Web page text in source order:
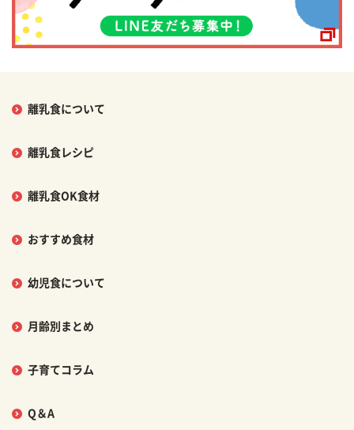
離乳食について
離乳食レシピ
離乳食OK食材
おすすめ食材
幼児食について
月齢別まとめ
子育てコラム
Q＆A